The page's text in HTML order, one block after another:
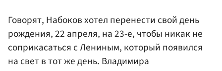
Говорят, Набоков хотел перенести свой день
рождения, 22 апреля, на 23-е, чтобы никак не
соприкасаться с Лениным, который появился
на свет в тот же день. Владимира